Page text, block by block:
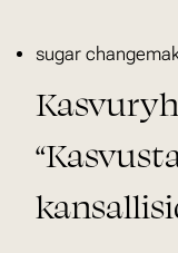
In
sugar